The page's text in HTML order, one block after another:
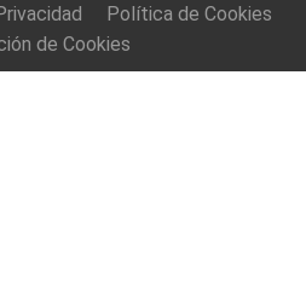
Política de Cookies
de Cookies